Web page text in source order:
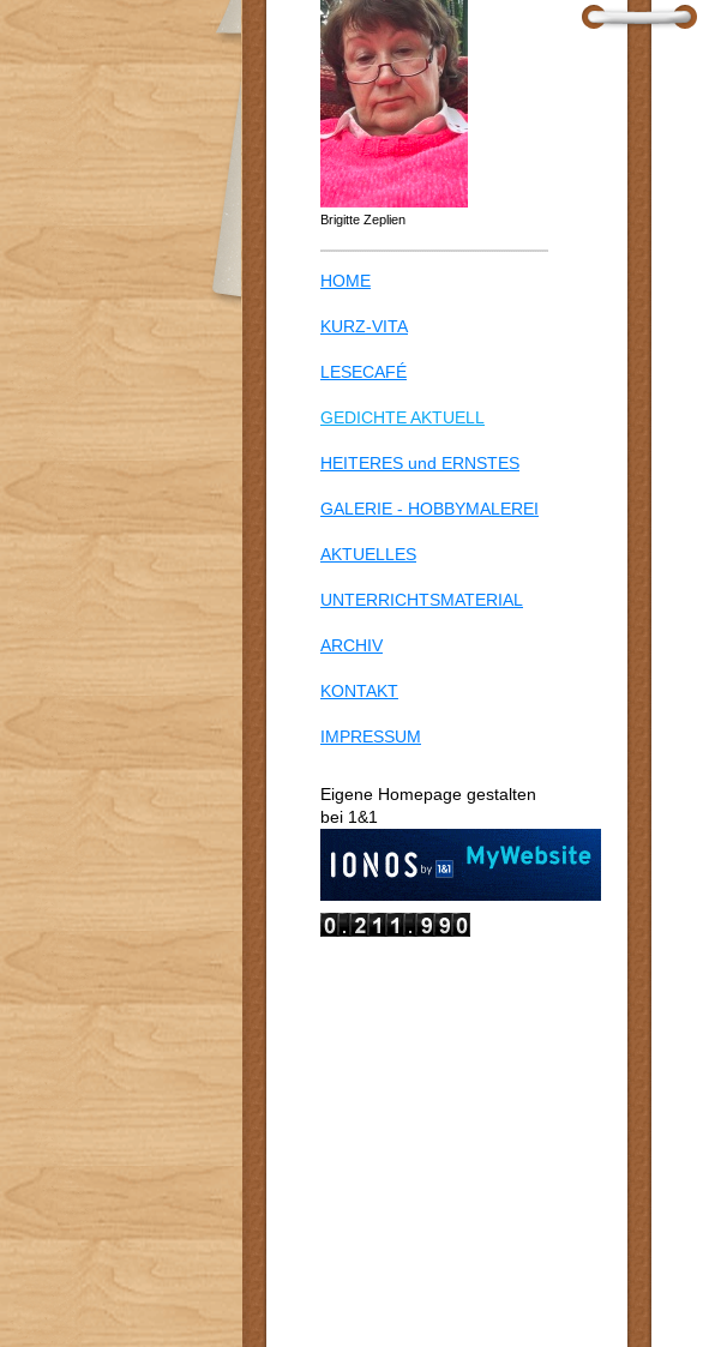
Brigitte Zeplien
HOME
KURZ-VITA
LESECAFÉ
GEDICHTE AKTUELL
HEITERES und ERNSTES
GALERIE - HOBBYMALEREI
AKTUELLES
UNTERRICHTSMATERIAL
ARCHIV
KONTAKT
IMPRESSUM
Eigene Homepage gestalten
bei 1&1